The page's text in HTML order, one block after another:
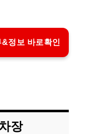
정보 바로확인
장